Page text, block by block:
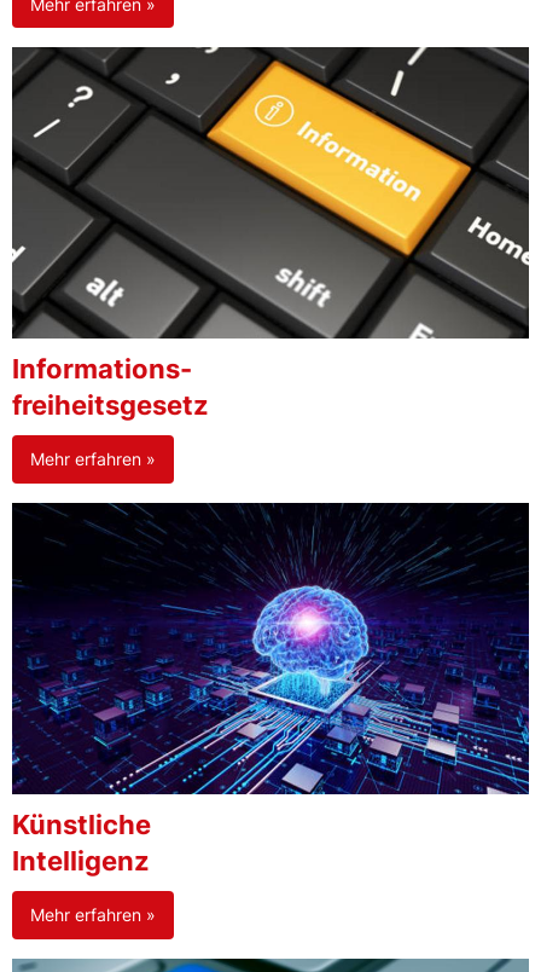
Informations-
freiheitsgesetz
Mehr erfahren »
Künstliche
Intelligenz
Mehr erfahren »